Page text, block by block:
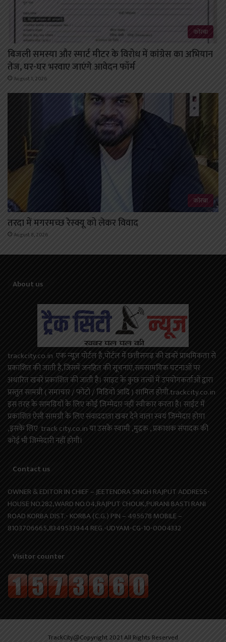
कोरबा
बिजली समस्या और स्मार्ट मीटर के विरोध में कांग्रेस का अभियान
तेज, घर-घर भरवाए जाएंगे आवेदन फॉर्म
August 1, 2026
कोरबा
तरदा में मगरमच्छ रेस्क्यू को लेकर विवाद
August 8, 2026
About us
trackcity.co.in एक न्यूज़ पोर्टल है,पोर्टल में छत्तीसगढ़ की खबरें प्राथमिकता से
प्रकाशित की जाती है,जिसमें जनहित की सूचनाएं,समसामयिक घटनाओं पर
अधारित खबरें प्रकाशित की जाती है। साइट के कुछ तत्वों में उपयोगकर्ताओं द्वारा
प्रस्तुत सामग्री ( समाचार / फोटो / विडियो आदि ) शामिल होगी.trackcity.co.in
इस तरह के सामग्रियों के लिए कोई ज़िम्मेदार नहीं स्वीकार करता है। साईट में
प्रकाशित ऐसी सामग्री के लिए संवाददाता खबर देने वाला स्वयं जिम्मेदार होगा
,इसके लिए track city.co.in या उसके स्वामी ,मुद्रक , प्रकाशक संपादक की
कोई भी जिम्मेदारी नहीं होगी।
Contact us
OWNER & EDITOR IN CHIEF – JEETENDRA SINGH RAJPUT ADDRESS-
HOUSE NO.282,WARD NO.04,RAJPUT CHOUK,PURANI BASTI RANI
ROAD KORBA DIST.- KORBA (C.G.) PIN – 495678 MOBILE –
8103706665,8349533944 REG.-UDYAM-CG-10-0004332
Visitor counter
TrackCity@Copyright 2021 All Rights Reserved